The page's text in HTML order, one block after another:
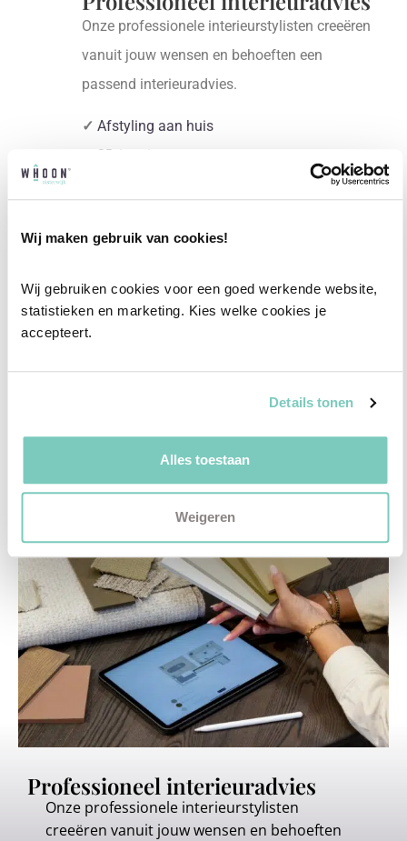
Wij maken gebruik van cookies!
Wij gebruiken cookies voor een goed werkende website,
statistieken en marketing. Kies welke cookies je
accepteert.
Details tonen
Alles toestaan
Weigeren
Onze professionele interieurstylisten creeëren
vanuit jouw wensen en behoeften een
passend interieuradvies.
✓ Afstyling aan huis
2D interieurontwerp
✓ Advies van onze woonspecialist
Ontdek welk advies het beste bij jou past met
een vrijblijvend gesprek in onze showroom.
Vul het formulier hieronder in en wij nemen zo
snel mogelijk contact met je op!
Plan een vrijblijvend advies
Professioneel interieuradvies
Onze professionele interieurstylisten
creeëren vanuit jouw wensen en behoeften